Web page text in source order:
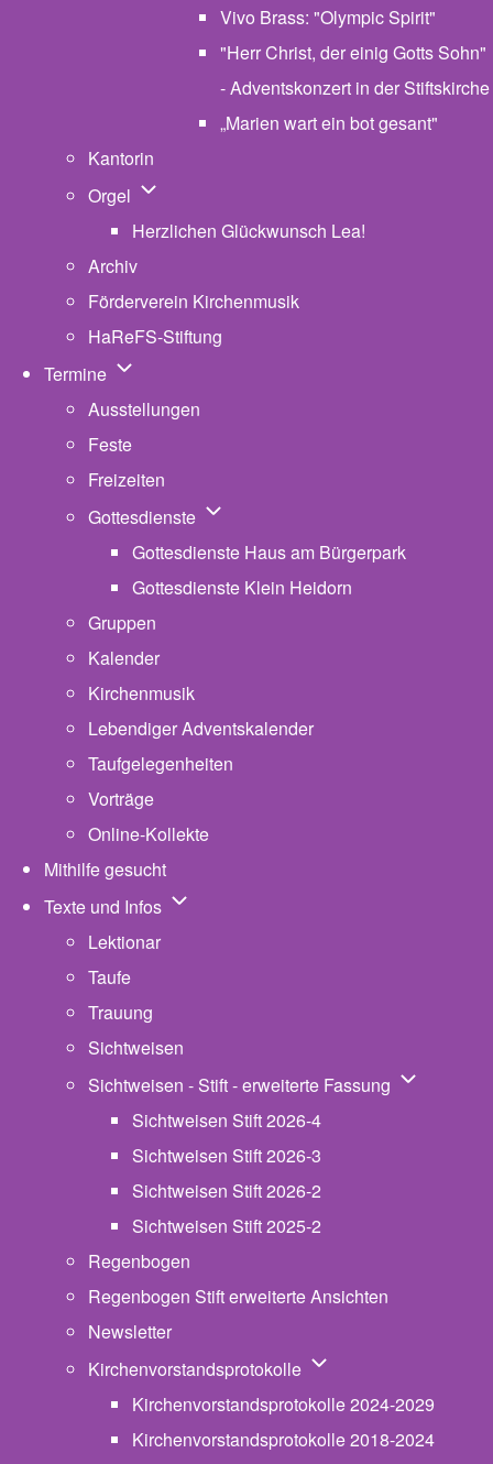
Vivo Brass: "Olympic Spirit"
"Herr Christ, der einig Gotts Sohn"
- Adventskonzert in der Stiftskirche
„Marien wart ein bot gesant"
Kantorin
Orgel Unternavigation von Orgel
Herzlichen Glückwunsch Lea!
Archiv
Förderverein Kirchenmusik
HaReFS-Stiftung
Termine Unternavigation von Termine
Ausstellungen
Feste
Freizeiten
Gottesdienste Unternavigation von Gottesdienste
Gottesdienste Haus am Bürgerpark
Gottesdienste Klein Heidorn
Gruppen
Kalender
Kirchenmusik
Lebendiger Adventskalender
Taufgelegenheiten
Vorträge
Online-Kollekte
Mithilfe gesucht
Texte und Infos Unternavigation von Texte und Infos
Lektionar
Taufe
Trauung
Sichtweisen
Sichtweisen - Stift - erweiterte Fassung
Sichtweisen Stift 2026-4
Sichtweisen Stift 2026-3
Sichtweisen Stift 2026-2
Sichtweisen Stift 2025-2
Regenbogen
Regenbogen Stift erweiterte Ansichten
Newsletter
Kirchenvorstandsprotokolle Unternavigation von
Kirchenvorstandsprotokolle 2024-2029
Kirchenvorstandsprotokolle 2018-2024